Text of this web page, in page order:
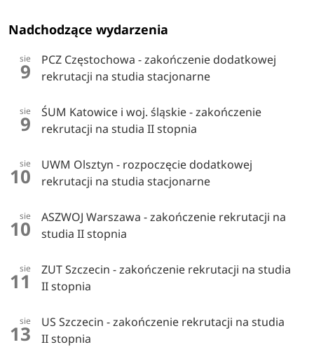
Nadchodzące wydarzenia
sie
9
PCZ Częstochowa - zakończenie dodatkowej
rekrutacji na studia stacjonarne
sie
9
ŚUM Katowice i woj. śląskie - zakończenie
rekrutacji na studia II stopnia
sie
10
UWM Olsztyn - rozpoczęcie dodatkowej
rekrutacji na studia stacjonarne
sie
10
ASZWOJ Warszawa - zakończenie rekrutacji na
studia II stopnia
sie
11
ZUT Szczecin - zakończenie rekrutacji na studia
II stopnia
sie
13
US Szczecin - zakończenie rekrutacji na studia
II stopnia